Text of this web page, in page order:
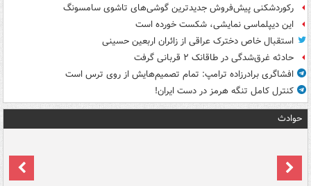
رکوردشکنی پیش‌فروش جدیدترین گوشی‌های تاشوی سامسونگ
این دیپلماسی نمایشی، شکست خورده است
استقبال خاص دخترک عراقی از زائران اربعین حسینی
حادثه غرق‌شدگی در طاقانک ۲ قربانی گرفت
افشاگری برادرزاده ترامپ: تمام تصمیم‌هایش از روی ترس است
کنترل کامل تنگه هرمز در دست ایران!
حوادث